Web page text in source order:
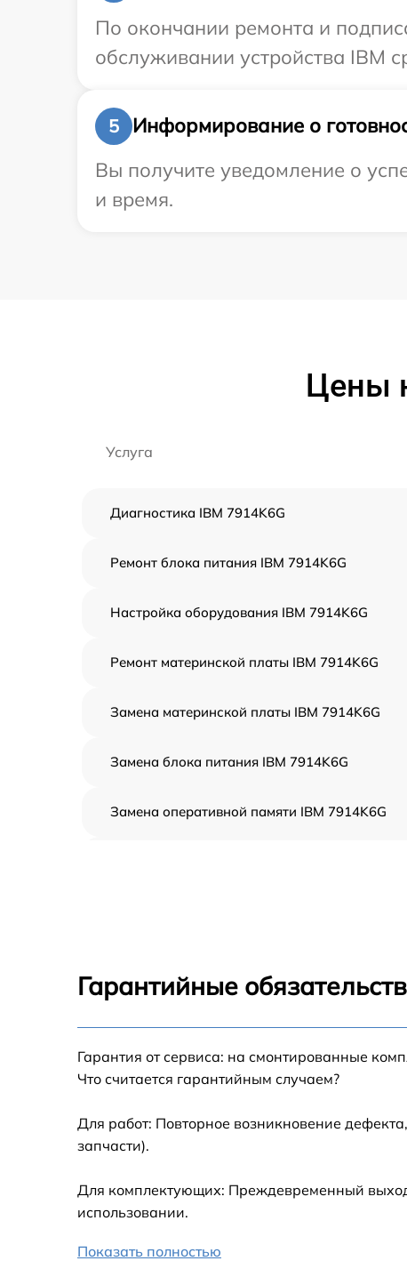
По окончании ремонта и
обслуживании устройства IBM
5
Информирование о
Вы получите уведомление о
и время.
Цены
Услуга
Диагностика IBM 7914K6G
Ремонт блока питания IBM 7914K6G
Настройка оборудования IBM 7914K6G
Ремонт материнской платы IBM 7914K6G
Замена материнской платы IBM 7914K6G
Замена блока питания IBM 7914K6G
Замена оперативной памяти IBM 7914K6G
Ремонт СХД IBM 7914K6G
Ремонт и диагностика ленточного
автозагрузчика IBM 7914K6G
Настройка файрвола на сервере IBM
Гарантийные
Гарантия от сервиса: на смонтированные
Что считается гарантийным случаем?
Для работ: Повторное возникновение
запчасти).
Для комплектующих: Преждевременный выход
использовании.
Показать полностью